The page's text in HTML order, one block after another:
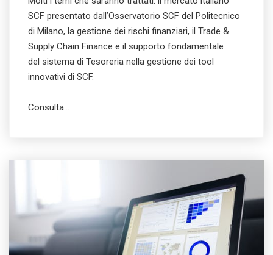
SCF presentato dall’Osservatorio SCF del Politecnico
di Milano, la gestione dei rischi finanziari, il Trade &
Supply Chain Finance e il supporto fondamentale
del sistema di Tesoreria nella gestione dei tool
innovativi di SCF.
Consulta…